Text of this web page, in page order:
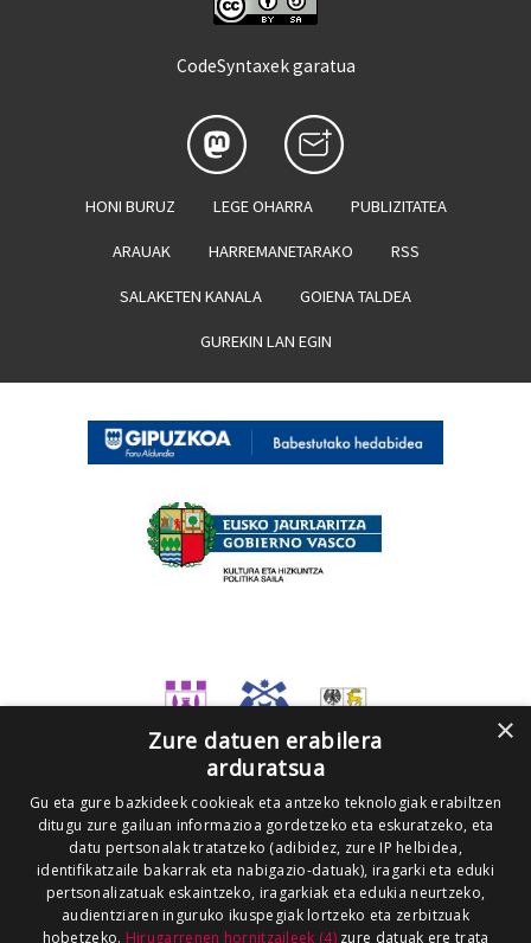
CodeSyntaxek garatua
HONI BURUZ LEGE OHARRA PUBLIZITATEA
ARAUAK HARREMANETARAKO RSS
SALAKETEN KANALA GOIENA TALDEA
GUREKIN LAN EGIN
×
Zure datuen erabilera
arduratsua
Gu eta gure bazkideek cookieak eta antzeko teknologiak erabiltzen
ditugu zure gailuan informazioa gordetzeko eta eskuratzeko, eta
datu pertsonalak tratatzeko (adibidez, zure IP helbidea,
identifikatzaile bakarrak eta nabigazio-datuak), iragarki eta eduki
pertsonalizatuak eskaintzeko, iragarkiak eta edukia neurtzeko,
audientziaren inguruko ikuspegiak lortzeko eta zerbitzuak
hobetzeko. Hirugarrenen hornitzaileek (4)zure datuak ere trata